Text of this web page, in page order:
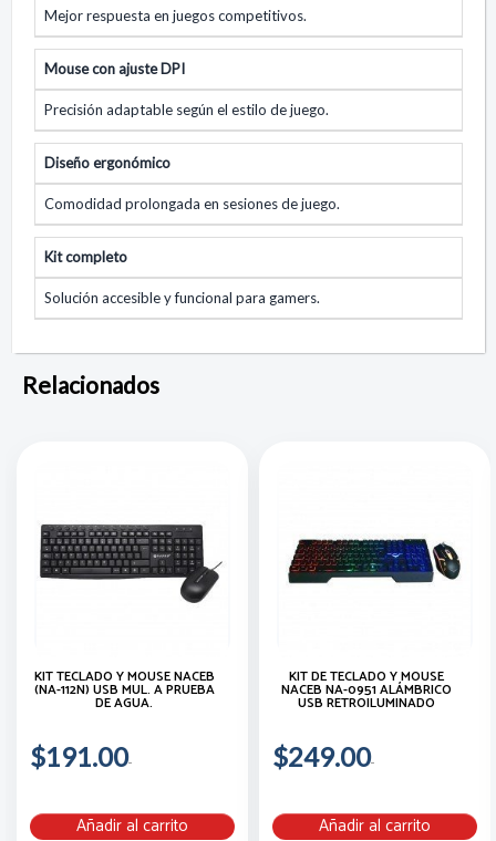
Mejor respuesta en juegos competitivos.
Mouse con ajuste DPI
Precisión adaptable según el estilo de juego.
Diseño ergonómico
Comodidad prolongada en sesiones de juego.
Kit completo
Solución accesible y funcional para gamers.
Relacionados
KIT TECLADO Y MOUSE NACEB
(NA-112N) USB MUL. A PRUEBA
DE AGUA.
$191.00
Añadir al carrito
KIT DE TECLADO Y MOUSE
NACEB NA-0951 ALÁMBRICO
USB RETROILUMINADO
$249.00
Añadir al carrito